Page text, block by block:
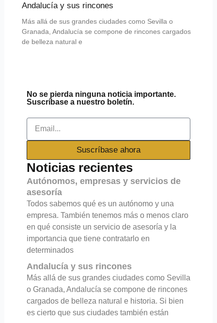
Andalucía y sus rincones
Más allá de sus grandes ciudades como Sevilla o
Granada, Andalucía se compone de rincones cargados
de belleza natural e
No se pierda ninguna noticia importante.
Suscríbase a nuestro boletín.
Suscríbase ahora
Noticias recientes
Autónomos, empresas y servicios de
asesoría
Todos sabemos qué es un autónomo y una
empresa. También tenemos más o menos claro
en qué consiste un servicio de asesoría y la
importancia que tiene contratarlo en
determinados
Andalucía y sus rincones
Más allá de sus grandes ciudades como Sevilla
o Granada, Andalucía se compone de rincones
cargados de belleza natural e historia. Si bien
es cierto que sus ciudades también están